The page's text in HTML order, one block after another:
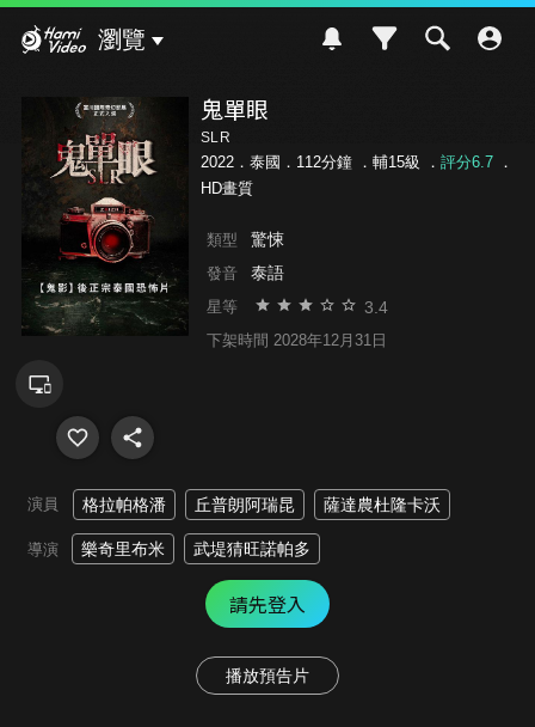
瀏覽
鬼單眼
SLR
2022．泰國．112分鐘 ． 輔15級 ． 評分6.7．
HD畫質
類型 驚悚
發音 泰語
星等 3.4
下架時間 2028年12月31日
演員 格拉帕格潘 丘普朗阿瑞昆 薩達農杜隆卡沃
導演 樂奇里布米 武堤猜旺諾帕多
請先登入
播放預告片